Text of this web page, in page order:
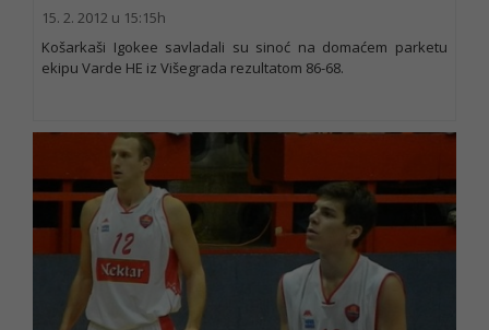
15. 2. 2012 u 15:15h
Košarkaši Igokee savladali su sinoć na domaćem parketu
ekipu Varde HE iz Višegrada rezultatom 86-68.